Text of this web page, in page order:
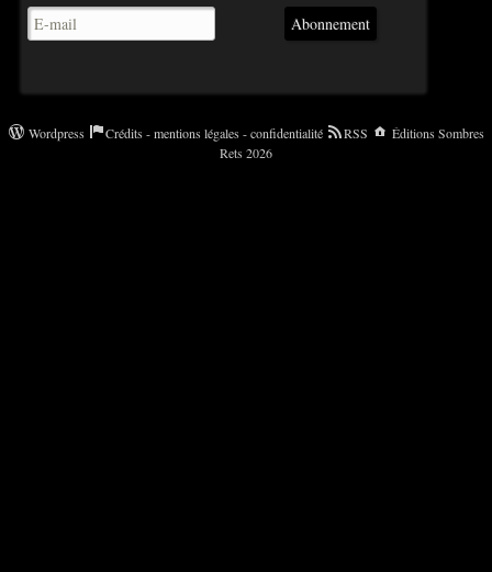
Abonnement
Wordpress Crédits - mentions légales - confidentialité RSS
Éditions Sombres
Rets 2026